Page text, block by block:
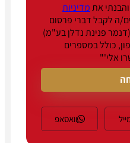
אתמדיניות
ה לקבל דברי פרסום
פנינת נדלן בע"מ)
כולל במספרים
אלי'"
וואסאפ